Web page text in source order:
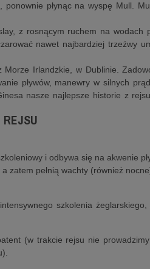
ponownie płynąc na wyspę Mull.
z rosnącym ruchem na wodach
nawet najbardziej trzeźwy
Irlandzkie, w Dublinie.
pływów, manewry w silnych
nasze najlepsze historie z rejsu.
i odbywa się na akwenie
zatem pełnią wachty (również
szkolenia
(w trakcie rejsu nie